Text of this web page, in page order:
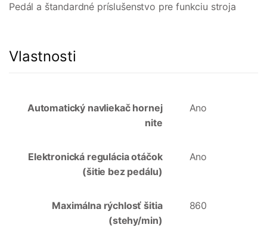
Pedál a štandardné príslušenstvo pre funkciu stroja
Vlastnosti
Automatický navliekač hornej
nite
Ano
Elektronická regulácia otáčok
(šitie bez pedálu)
Ano
Maximálna rýchlosť šitia
(stehy/min)
860